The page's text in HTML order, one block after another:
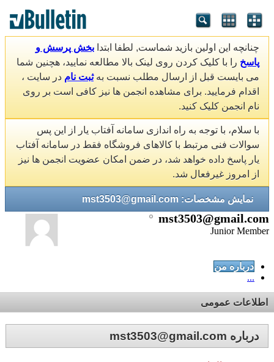
چنانچه این اولین بازید شماست, لطفا ابتدا بخش پرسش و
پاسخ را با کلیک کردن روی لینک بالا مطالعه نمایید، هچنین شما
می بایست قبل از ارسال مطلب نسبت بهثبت نام در سایت ،
اقدام فرمایید. برای مشاهده انجمن ها نیز کافی است بر روی
نام انجمن کلیک کنید.
با سلام، با توجه به راه اندازی سامانه آفتاب یار از این پس
سوالات فنی مرتبط با کالاهای فروشگاه فقط در سامانه آفتاب
یار پاسخ داده خواهد شد، در ضمن امکان عضویت انجمن ها نیز
از امروز غیرفعال شد.
نمایش مشخصات: mst3503@gmail.com
mst3503@gmail.com
Junior Member
درباره من
...
اطلاعات عمومی
درباره mst3503@gmail.com